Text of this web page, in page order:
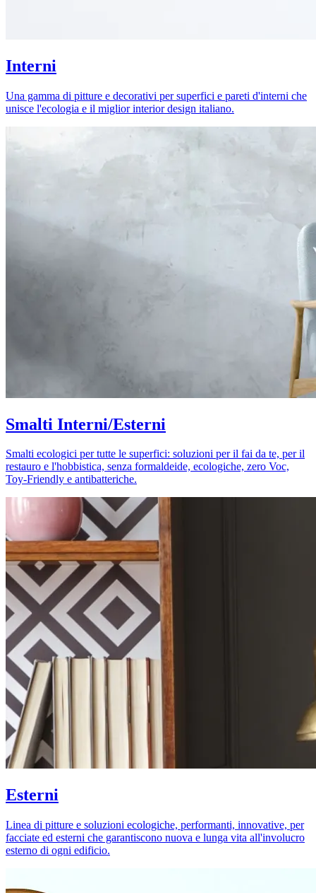
Interni
Una gamma di pitture e decorativi per superfici e pareti d'interni che
unisce l'ecologia e il miglior interior design italiano.
Smalti Interni/Esterni
Smalti ecologici per tutte le superfici: soluzioni per il fai da te, per il
restauro e l'hobbistica, senza formaldeide, ecologiche, zero Voc,
Toy-Friendly e antibatteriche.
Esterni
Linea di pitture e soluzioni ecologiche, performanti, innovative, per
facciate ed esterni che garantiscono nuova e lunga vita all'involucro
esterno di ogni edificio.